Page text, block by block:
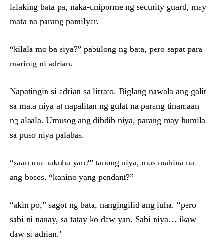
lalaking bata pa, naka-uniporme ng security guard, may
mata na parang pamilyar.
“kilala mo ba siya?” pabulong ng bata, pero sapat para
marinig ni adrian.
Napatingin si adrian sa litrato. Biglang nawala ang galit
sa mata niya at napalitan ng gulat na parang tinamaan
ng alaala. Umusog ang dibdib niya, parang may humila
sa puso niya palabas.
“saan mo nakuha yan?” tanong niya, mas mahina na
ang boses. “kanino yang pendant?”
“akin po,” sagot ng bata, nangingilid ang luha. “pero
sabi ni nanay, sa tatay ko daw yan. Sabi niya… ikaw
daw si adrian.”